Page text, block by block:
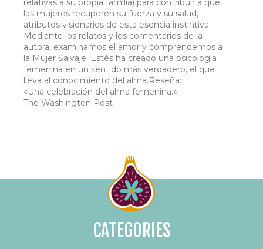
relativas a su propia familia) para contribuir a que
las mujeres recuperen su fuerza y su salud,
atributos visionarios de esta esencia instintiva.
Mediante los relatos y los comentarios de la
autora, examinamos el amor y comprendemos a
la Mujer Salvaje. Estés ha creado una psicología
femenina en un sentido más verdadero, el que
lleva al conocimiento del alma.Reseña:
«Una celebración del alma femenina.»
The Washington Post
CATEGORIES